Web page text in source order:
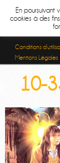
Conditions
Mentions Légales
10-
En poursuivant
cookies à des